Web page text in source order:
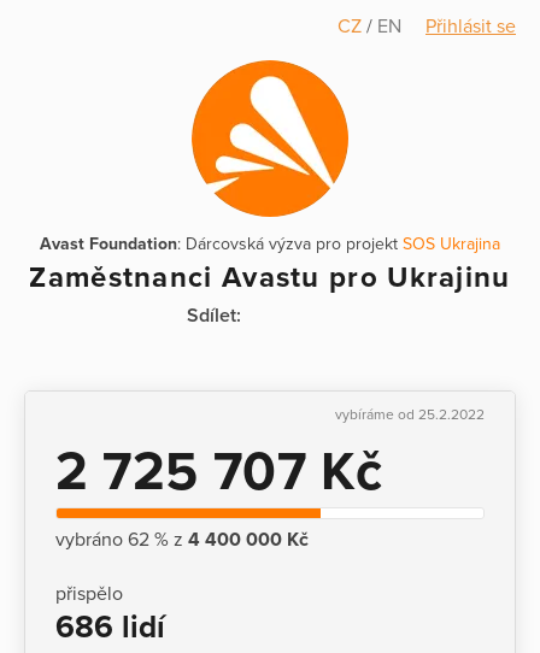
CZ / EN Přihlásit se
Avast Foundation: Dárcovská výzva pro projekt SOS Ukrajina
Zaměstnanci Avastu pro Ukrajinu
Sdílet:
vybíráme od 25.2.2022
2 725 707 Kč
vybráno 62 % z 4 400 000 Kč
přispělo
686 lidí